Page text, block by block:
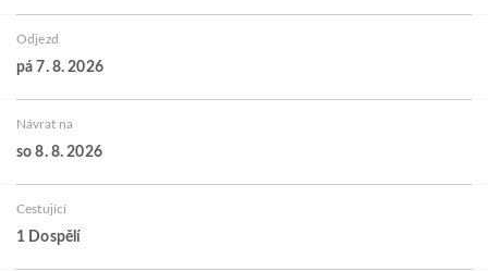
Odjezd
pá 7. 8. 2026
Návrat na
so 8. 8. 2026
Cestující
1 Dospělí